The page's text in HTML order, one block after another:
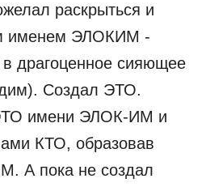
раскрыться и
именем ЭЛОКИМ -
драгоценное сияющее
Создал ЭТО.
имени ЭЛОК-ИМ и
КТО, образовав
А пока не создал